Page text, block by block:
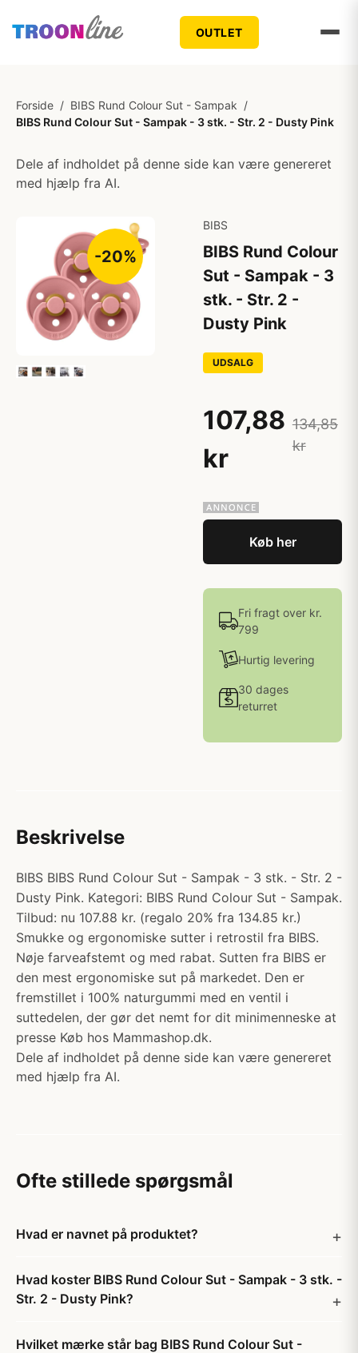
OUTLET
Forside / BIBS Rund Colour Sut - Sampak /
BIBS Rund Colour Sut - Sampak - 3 stk. - Str. 2 - Dusty Pink
Dele af indholdet på denne side kan være genereret
med hjælp fra AI.
-20%
BIBS
BIBS Rund Colour
Sut - Sampak - 3
stk. - Str. 2 -
Dusty Pink
UDSALG
107,88
kr
134,85
kr
Køb her
Fri fragt over kr.
799
Hurtig levering
30 dages
returret
Beskrivelse
BIBS BIBS Rund Colour Sut - Sampak - 3 stk. - Str. 2 -
Dusty Pink. Kategori: BIBS Rund Colour Sut - Sampak.
Tilbud: nu 107.88 kr. (regalo 20% fra 134.85 kr.)
Smukke og ergonomiske sutter i retrostil fra BIBS.
Nøje farveafstemt og med rabat. Sutten fra BIBS er
den mest ergonomiske sut på markedet. Den er
fremstillet i 100% naturgummi med en ventil i
suttedelen, der gør det nemt for dit minimenneske at
presse Køb hos Mammashop.dk.
Dele af indholdet på denne side kan være genereret
med hjælp fra AI.
Ofte stillede spørgsmål
Hvad er navnet på produktet?
Hvad koster BIBS Rund Colour Sut - Sampak - 3 stk. -
Str. 2 - Dusty Pink?
Hvilket mærke står bag BIBS Rund Colour Sut -